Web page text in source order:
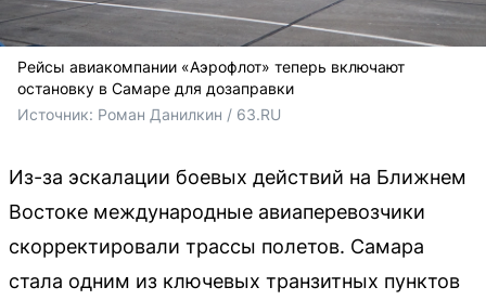
Рейсы авиакомпании «Аэрофлот» теперь включают
остановку в Самаре для дозаправки
Источник: Роман Данилкин / 63.RU
Из-за эскалации боевых действий на Ближнем
Востоке международные авиаперевозчики
скорректировали трассы полетов. Самара
стала одним из ключевых транзитных пунктов